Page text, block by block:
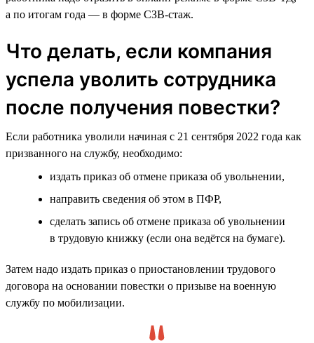
а по итогам года — в форме СЗВ-стаж.
Что делать, если компания
успела уволить сотрудника
после получения повестки?
Если работника уволили начиная с 21 сентября 2022 года как
призванного на службу, необходимо:
издать приказ об отмене приказа об увольнении,
направить сведения об этом в ПФР,
сделать запись об отмене приказа об увольнении
в трудовую книжку (если она ведётся на бумаге).
Затем надо издать приказ о приостановлении трудового
договора на основании повестки о призыве на военную
службу по мобилизации.